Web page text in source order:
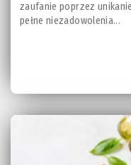
zaufanie poprzez
pełne niezadowolenia...